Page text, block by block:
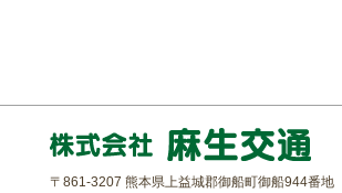
〒861-3207 熊本県上益城郡御船町御船944番地